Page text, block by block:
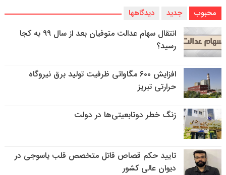
محبوب جدید دیدگاهها
انتقال سهام عدالت متوفیان بعد از سال ۹۹ به کجا
رسید؟
افزایش ۶۰۰ مگاواتی ظرفیت تولید برق نیروگاه
حرارتی تبریز
زنگ خطر دوتابعیتی‌ها در دولت
تایید حکم قصاص قاتل متخصص قلب یاسوجی در
دیوان عالی کشور